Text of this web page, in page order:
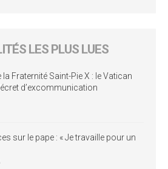
LES PLUS LUES
la Fraternité Saint-Pie X : le Vatican
d’excommunication
sur le pape : « Je travaille pour un